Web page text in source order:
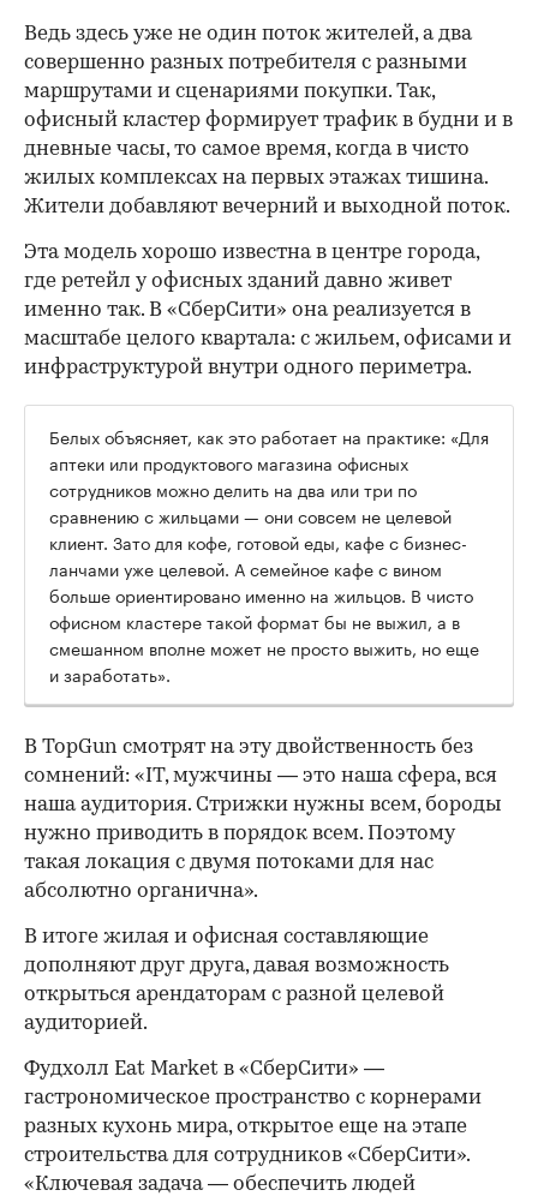
Ведь здесь уже не один поток жителей, а два
совершенно разных потребителя с разными
маршрутами и сценариями покупки. Так,
офисный кластер формирует трафик в будни и в
дневные часы, то самое время, когда в чисто
жилых комплексах на первых этажах тишина.
Жители добавляют вечерний и выходной поток.
Эта модель хорошо известна в центре города,
где ретейл у офисных зданий давно живет
именно так. В «СберСити» она реализуется в
масштабе целого квартала: с жильем, офисами и
инфраструктурой внутри одного периметра.
Белых объясняет, как это работает на практике: «Для
аптеки или продуктового магазина офисных
сотрудников можно делить на два или три по
сравнению с жильцами — они совсем не целевой
клиент. Зато для кофе, готовой еды, кафе с бизнес-
ланчами уже целевой. А семейное кафе с вином
больше ориентировано именно на жильцов. В чисто
офисном кластере такой формат бы не выжил, а в
смешанном вполне может не просто выжить, но еще
и заработать».
В TopGun смотрят на эту двойственность без
сомнений: «IT, мужчины — это наша сфера, вся
наша аудитория. Стрижки нужны всем, бороды
нужно приводить в порядок всем. Поэтому
такая локация с двумя потоками для нас
абсолютно органична».
В итоге жилая и офисная составляющие
дополняют друг друга, давая возможность
открыться арендаторам с разной целевой
аудиторией.
Фудхолл Eat Market в «СберСити» —
гастрономическое пространство с корнерами
разных кухонь мира, открытое еще на этапе
строительства для сотрудников «СберСити».
«Ключевая задача — обеспечить людей